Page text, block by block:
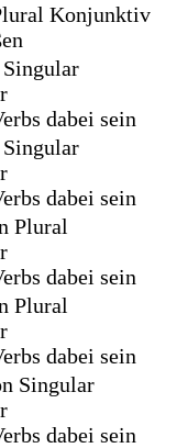
Konjunktiv
Singular
dabei sein
Singular
dabei sein
Plural
dabei sein
Plural
dabei sein
Singular
dabei sein